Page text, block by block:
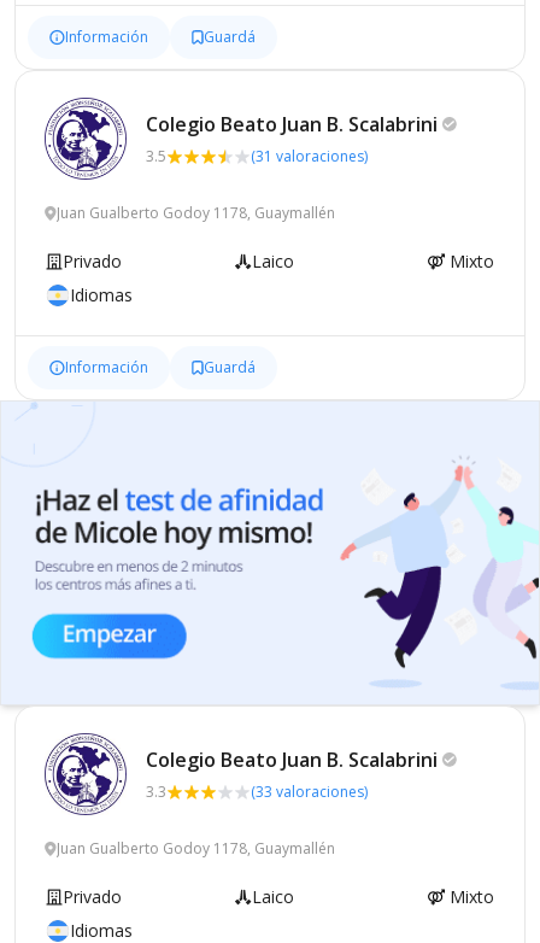
Información Guardá
Colegio Beato Juan B. Scalabrini
3.5 (31 valoraciones)
Juan Gualberto Godoy 1178, Guaymallén
Privado Laico
Mixto
Idiomas
Información Guardá
Colegio Beato Juan B. Scalabrini
3.3 (33 valoraciones)
Juan Gualberto Godoy 1178, Guaymallén
Privado Laico
Mixto
Idiomas